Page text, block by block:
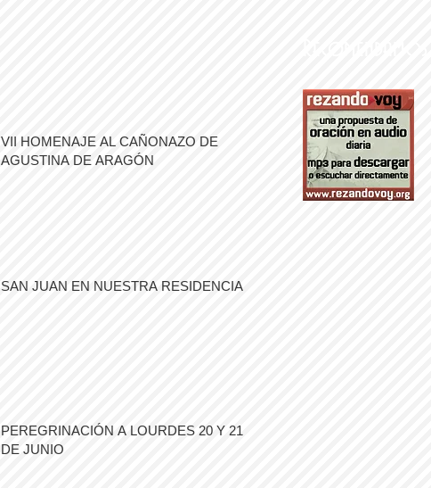
VII HOMENAJE AL CAÑONAZO DE
AGUSTINA DE ARAGÓN
SAN JUAN EN NUESTRA RESIDENCIA
PEREGRINACIÓN A LOURDES 20 Y 21
DE JUNIO